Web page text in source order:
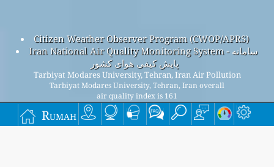
Rumah
Citizen Weather Observer Program (CWOP/APRS)
Iran National Air Quality Monitoring System - سامانه
پایش کیفی هوای کشور
Tarbiyat Modares University, Tehran, Iran Air Pollution
Tarbiyat Modares University, Tehran, Iran overall
air quality index is 161
Tarbiyat Modares University, Tehran, Iran PM 2.5(fine
particulate matter) AQI is 161 - Tarbiyat Modares
University, Tehran, Iran PM (PM10 (Respirable particulate